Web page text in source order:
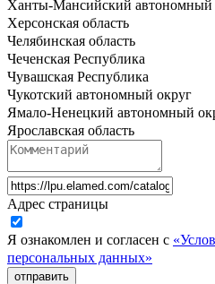
Ханты-Мансийский автономный
Херсонская область
Челябинская область
Чеченская Республика
Чувашская Республика
Чукотский автономный округ
Ямало-Ненецкий автономный
Ярославская область
Адрес страницы
Я ознакомлен и согласен с
персональных данных»
отправить